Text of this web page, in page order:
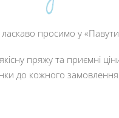
ласкаво просимо у
пряжу та приємні
до кожного замовлення.